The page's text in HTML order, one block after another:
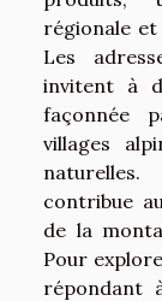
régionale
Les
invitent à
façonnée
villages
contribue
de la
Pour
répondant